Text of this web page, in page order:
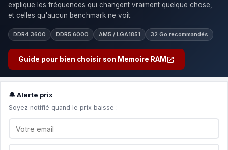
explique les fréquences qui changent vraiment quelque chose,
et celles qu'aucun benchmark ne voit.
DDR4 3600 DDR5 6000 AM5 / LGA1851 32 Go recommandés
Guide pour bien choisir son Memoire RAM
🔔 Alerte prix
Soyez notifié quand le prix baisse :